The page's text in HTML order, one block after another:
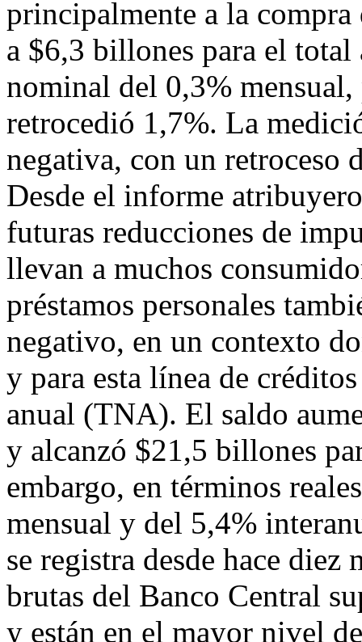
principalmente a la
a $6,3 billones para el
nominal del 0,3%
retrocedió 1,7%. La
negativa, con un retroceso
Desde el informe
futuras reducciones de
llevan a muchos
préstamos personales
negativo, en un contexto
y para esta línea de
anual (TNA). El saldo
y alcanzó $21,5 billones
embargo, en términos
mensual y del 5,4%
se registra desde hace diez
brutas del Banco Central
y están en el mayor nivel